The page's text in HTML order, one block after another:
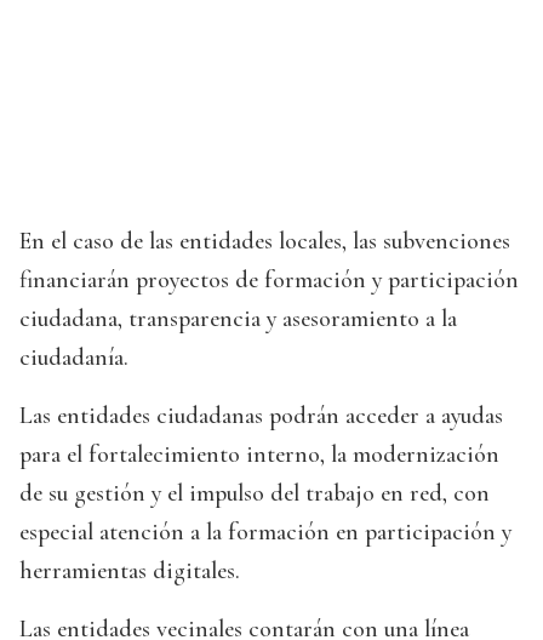
En el caso de las entidades locales, las subvenciones
financiarán proyectos de formación y participación
ciudadana, transparencia y asesoramiento a la
ciudadanía.
Las entidades ciudadanas podrán acceder a ayudas
para el fortalecimiento interno, la modernización
de su gestión y el impulso del trabajo en red, con
especial atención a la formación en participación y
herramientas digitales.
Las entidades vecinales contarán con una línea